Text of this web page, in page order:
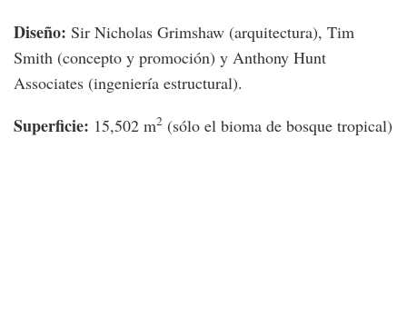
Diseño: Sir Nicholas Grimshaw (arquitectura), Tim
Smith (concepto y promoción) y Anthony Hunt
Associates (ingeniería estructural).
Superficie: 15,502 m2 (sólo el bioma de bosque tropical)